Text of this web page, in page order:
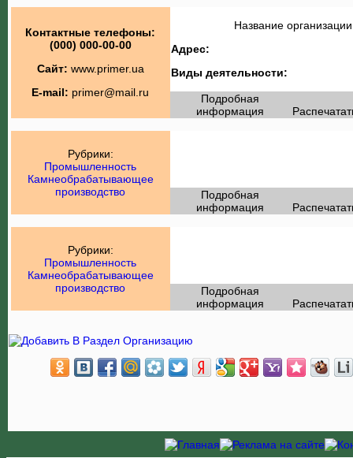
Контактные телефоны:
(000) 000-00-00
Сайт: www.primer.ua
E-mail: primer@mail.ru
Название организации
Адрес:
Виды деятельности:
Подробная
информация
Рубрики:
Промышленность
Камнеобрабатывающее
производство
Подробная
информация
Рубрики:
Промышленность
Камнеобрабатывающее
производство
Подробная
информация